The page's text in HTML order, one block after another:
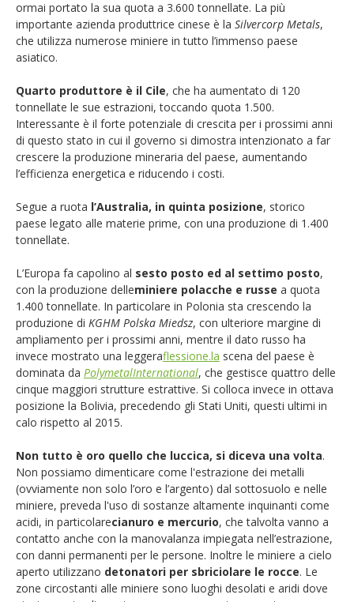
ormai portato la sua quota a 3.600 tonnellate. La più
importante azienda produttrice cinese è la Silvercorp Metals,
che utilizza numerose miniere in tutto l’immenso paese
asiatico.
Quarto produttore è il Cile, che ha aumentato di 120
tonnellate le sue estrazioni, toccando quota 1.500.
Interessante è il forte potenziale di crescita per i prossimi anni
di questo stato in cui il governo si dimostra intenzionato a far
crescere la produzione mineraria del paese, aumentando
l’efficienza energetica e riducendo i costi.
Segue a ruota l’Australia, in quinta posizione, storico
paese legato alle materie prime, con una produzione di 1.400
tonnellate.
L’Europa fa capolino al sesto posto ed al settimo posto,
con la produzione delleminiere polacche e russe a quota
1.400 tonnellate. In particolare in Polonia sta crescendo la
produzione di KGHM Polska Miedsz, con ulteriore margine di
ampliamento per i prossimi anni, mentre il dato russo ha
invece mostrato una leggeraflessione.la scena del paese è
dominata da PolymetalInternational, che gestisce quattro delle
cinque maggiori strutture estrattive. Si colloca invece in ottava
posizione la Bolivia, precedendo gli Stati Uniti, questi ultimi in
calo rispetto al 2015.
Non tutto è oro quello che luccica, si diceva una volta.
Non possiamo dimenticare come l'estrazione dei metalli
(ovviamente non solo l’oro e l’argento) dal sottosuolo e nelle
miniere, preveda l'uso di sostanze altamente inquinanti come
acidi, in particolarecianuro e mercurio, che talvolta vanno a
contatto anche con la manovalanza impiegata nell’estrazione,
con danni permanenti per le persone. Inoltre le miniere a cielo
aperto utilizzano detonatori per sbriciolare le rocce. Le
zone circostanti alle miniere sono luoghi desolati e aridi dove